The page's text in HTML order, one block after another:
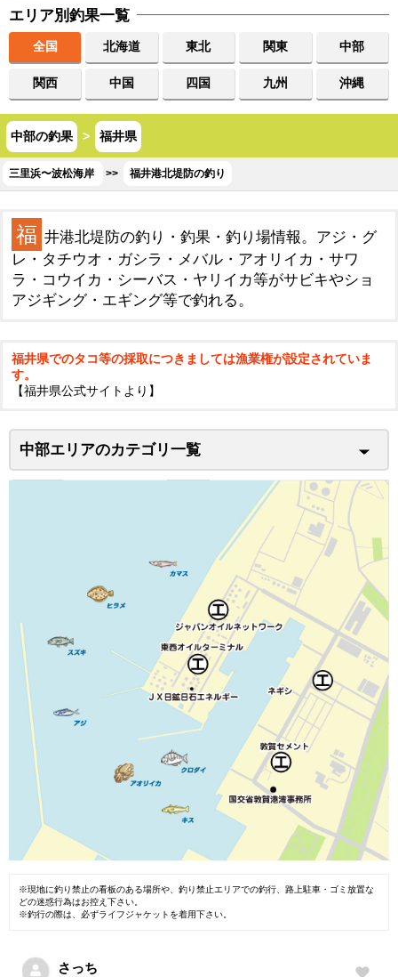
エリア別釣果一覧
全国 北海道 東北 関東 中部
関西 中国 四国 九州 沖縄
中部の釣果 > 福井県
三里浜〜波松海岸 >> 福井港北堤防の釣り
福 井港北堤防の釣り・釣果・釣り場情報。アジ・グ
レ・タチウオ・ガシラ・メバル・アオリイカ・サワ
ラ・コウイカ・シーバス・ヤリイカ等がサビキやショ
アジギング・エギング等で釣れる。
福井県でのタコ等の採取につきましては漁業権が設定されていま
す。
【福井県公式サイトより】
中部エリアのカテゴリ一覧
※現地に釣り禁止の看板のある場所や、釣り禁止エリアでの釣行、路上駐車・ゴミ放置な
どの迷惑行為はお控え下さい。
※釣行の際は、必ずライフジャケットを着用下さい。
さっち